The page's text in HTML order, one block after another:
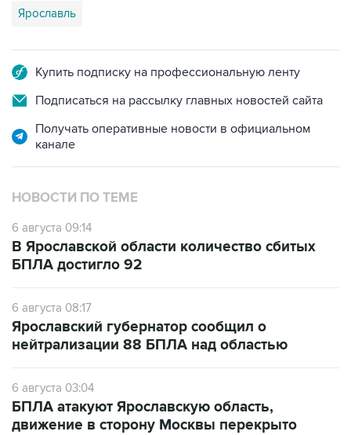
Ярославль
Купить подписку на профессиональную ленту
Подписаться на рассылку главных новостей сайта
Получать оперативные новости в официальном
канале
НОВОСТИ ПО ТЕМЕ
6 августа 09:14
В Ярославской области количество сбитых
БПЛА достигло 92
6 августа 08:17
Ярославский губернатор сообщил о
нейтрализации 88 БПЛА над областью
6 августа 03:04
БПЛА атакуют Ярославскую область,
движение в сторону Москвы перекрыто